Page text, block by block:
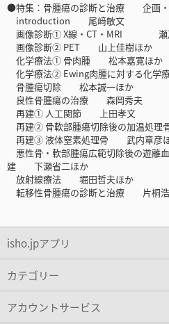
●特集：骨腫瘍の診断と治療 企画・
introduction 尾﨑敏文
画像診断① X線・CT・MRI 瀬
画像診断② PET 山上佳樹ほか
化学療法① 骨肉腫 松本嘉寛ほか
化学療法② Ewing肉腫に対する化
骨腫瘍切除 松本誠一ほか
良性骨腫瘍の治療 森岡秀夫
再建① 人工関節 上田孝文
再建② 骨軟部腫瘍切除後の加温処
再建③ 液体窒素処理骨 武内章彦
悪性骨・軟部腫瘍広範切除後の遊離
建 下瀬省二ほか
放射線療法 堀田哲夫ほか
転移性骨腫瘍の診断と治療 片桐
isho.jpアプリ
カテゴリー
アカウントサービス